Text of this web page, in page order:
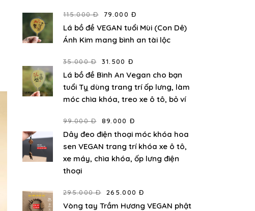
115.000 Đ 79.000 Đ
Lá bồ đề VEGAN tuổi Mùi (Con Dê)
Ánh Kim mang bình an tài lộc
35.000 Đ 31.500 Đ
Lá bồ đề Bình An Vegan cho bạn
tuổi Tỵ dùng trang trí ốp lưng, làm
móc chìa khóa, treo xe ô tô, bỏ ví
99.000 Đ 89.000 Đ
Dây đeo điện thoại móc khóa hoa
sen VEGAN trang trí khóa xe ô tô,
xe máy, chìa khóa, ốp lưng điện
thoại
295.000 Đ 265.000 Đ
Vòng tay Trầm Hương VEGAN phật